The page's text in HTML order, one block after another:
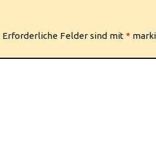
Erforderliche Felder sind mit *